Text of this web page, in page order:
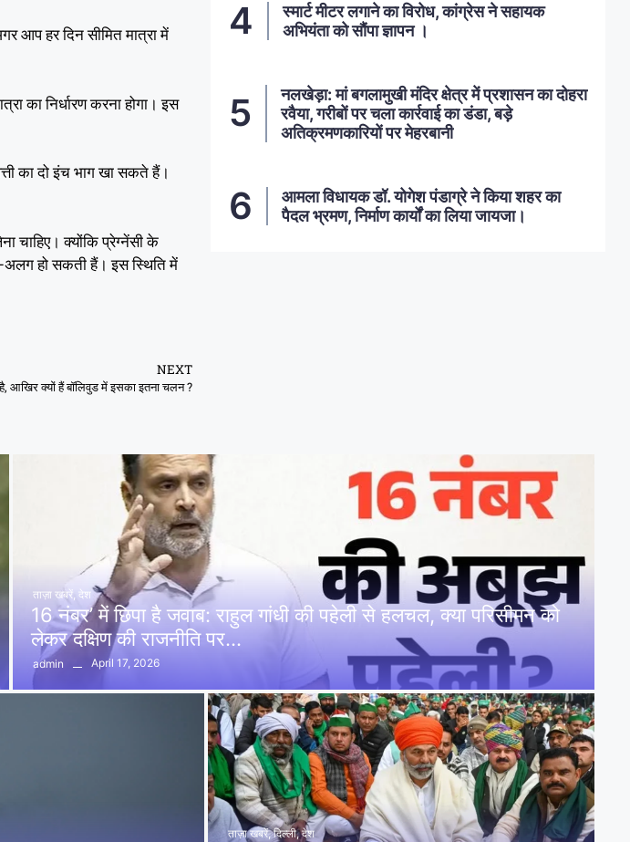
आप हर दिन सीमित मात्रा में
का निर्धारण करना होगा। इस
का दो इंच भाग खा सकते हैं।
चाहिए। क्योंकि प्रेग्नेंसी के
अलग हो सकती हैं। इस स्थिति में
NEXT
आखिर क्यों हैं बॉलिवुड में इसका इतना चलन ?
स्मार्ट मीटर लगाने का विरोध, कांग्रेस ने सहायक
अभियंता को सौंपा ज्ञापन ।
नलखेड़ा: मां बगलामुखी मंदिर क्षेत्र में प्रशासन का दोहरा
रवैया, गरीबों पर चला कार्रवाई का डंडा, बड़े
अतिक्रमणकारियों पर मेहरबानी
आमला विधायक डॉ. योगेश पंडाग्रे ने किया शहर का
पैदल भ्रमण, निर्माण कार्यों का लिया जायजा।
ताज़ा खबरें, देश
16 नंबर’ में छिपा है जवाब: राहुल गांधी की पहेली से हलचल, क्या परिसीमन को
लेकर दक्षिण की राजनीति पर…
admin April 17, 2026
ताज़ा खबरें, दिल्ली, देश